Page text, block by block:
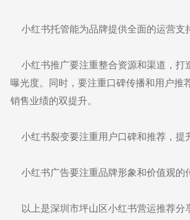
小红书托管能为品牌提供全面的运营支
小红书推广要注重整合资源和渠道，打
曝光度。同时，要注重口碑传播和用户推
销售业绩的双提升。
小红书裂变要注重用户口碑和推荐，提
小红书广告要注重品牌形象和价值观的
以上是深圳市坪山区小红书营运推荐分